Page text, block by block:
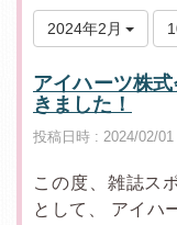
2024年2月
アイハーツ株
きました！
投稿日時 : 2024/02/01
この度、雑誌ス
として、 アイハ